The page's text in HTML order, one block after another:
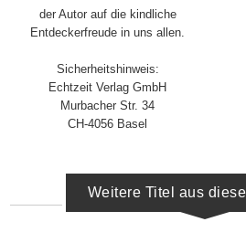
der Autor auf die kindliche
Entdeckerfreude in uns allen.
Sicherheitshinweis:
Echtzeit Verlag GmbH
Murbacher Str. 34
CH-4056 Basel
Weitere Titel aus